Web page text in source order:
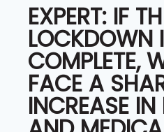
EXPERT: IF
LOCKDOWN
COMPLETE,
FACE A
INCREASE